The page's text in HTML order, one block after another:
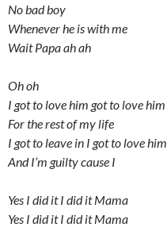
No bad boy
Whenever he is with me
Wait Papa ah ah
Oh oh
I got to love him got to love him
For the rest of my life
I got to leave in I got to love him
And I’m guilty cause I
Yes I did it I did it Mama
Yes I did it I did it Mama